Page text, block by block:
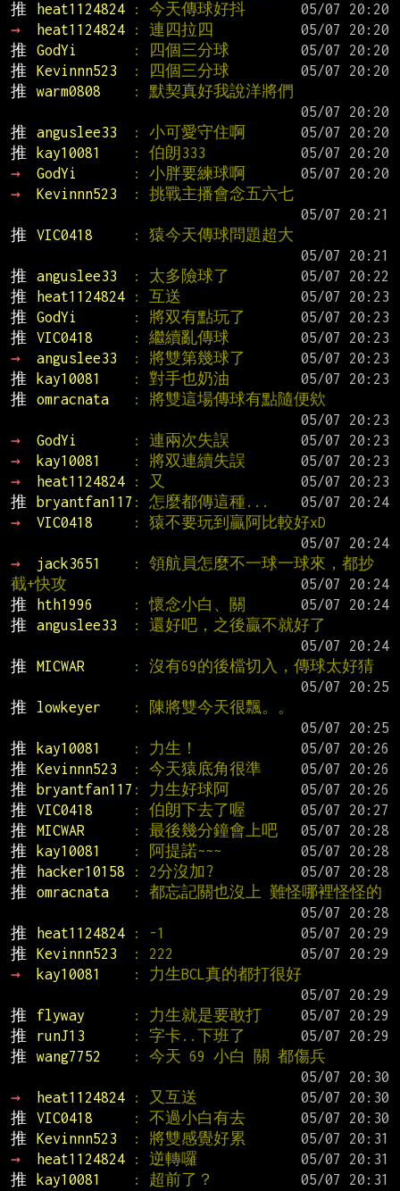
推
heat1124824 : 今天傳球好抖
→
heat1124824 : 連四拉四
推
GodYi : 四個三分球
推
Kevinnn523 : 四個三分球
推
warm0808
: 默契真好我說洋將們
推
anguslee33 : 小可愛守住啊
推
kay10081 : 伯朗333
→
GodYi : 小胖要練球啊
→
Kevinnn523
: 挑戰主播會念五六七
推
VIC0418
: 猿今天傳球問題超大
推
anguslee33 : 太多險球了
推
heat1124824 : 互送
推
GodYi : 將双有點玩了
推
VIC0418 : 繼續亂傳球
→
anguslee33 : 將雙第幾球了
推
kay10081 : 對手也奶油
推
omracnata
: 將雙這場傳球有點隨便欸
→
GodYi : 連兩次失誤
→
kay10081 : 將双連續失誤
→
heat1124824 : 又
推
bryantfan117 : 怎麼都傳這種...
→
VIC0418
: 猿不要玩到贏阿比較好xD
→
jack3651
: 領航員怎麼不一球一球來，都抄
截+快攻
推
hth1996 : 懷念小白、關
推
anguslee33
: 還好吧，之後贏不就好了
推
MICWAR
: 沒有69的後檔切入，傳球太好猜
推
lowkeyer
: 陳將雙今天很飄。。
推
kay10081 : 力生！
推
Kevinnn523 : 今天猿底角很準
推
bryantfan117 : 力生好球阿
推
VIC0418 : 伯朗下去了喔
推
MICWAR : 最後幾分鐘會上吧
推
kay10081 : 阿提諾~~~
推
hacker10158 : 2分沒加?
推
omracnata
: 都忘記關也沒上 難怪哪裡怪怪的
推
heat1124824 : -1
推
Kevinnn523 : 222
→
kay10081
: 力生BCL真的都打很好
推
flyway : 力生就是要敢打
推
runJ13 : 字卡..下班了
推
wang7752
: 今天 69 小白 關 都傷兵
→
heat1124824 : 又互送
推
VIC0418 : 不過小白有去
推
Kevinnn523 : 將雙感覺好累
→
heat1124824 : 逆轉囉
推
kay10081 : 超前了？